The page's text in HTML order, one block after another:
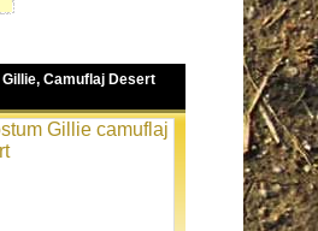
Camuflaj Desert